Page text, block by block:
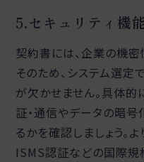
5.セキュリティ機
契約書には、企業の機密
そのため、システム選定
が欠かせません。具体的
証・通信やデータの暗号
るかを確認しましょう。
ISMS認証などの国際規